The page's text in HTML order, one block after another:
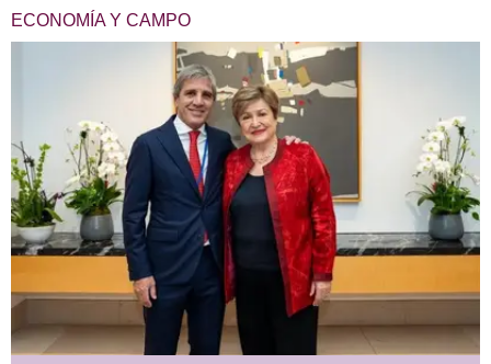
ECONOMÍA Y CAMPO